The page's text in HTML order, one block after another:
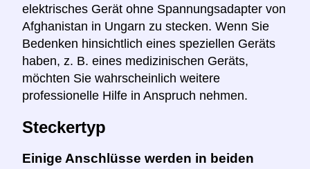
elektrisches Gerät ohne Spannungsadapter von
Afghanistan in Ungarn zu stecken. Wenn Sie
Bedenken hinsichtlich eines speziellen Geräts
haben, z. B. eines medizinischen Geräts,
möchten Sie wahrscheinlich weitere
professionelle Hilfe in Anspruch nehmen.
Steckertyp
Einige Anschlüsse werden in beiden